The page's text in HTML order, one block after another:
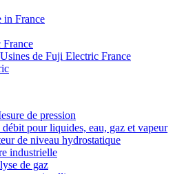
in France
de Fuji Electric France
de pression
pour liquides, eau, gaz et vapeur
de niveau hydrostatique
industrielle
de gaz